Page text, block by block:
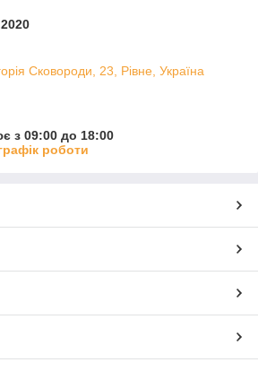
Сковороди, 23, Рівне, Україна
з 09:00 до 18:00
роботи